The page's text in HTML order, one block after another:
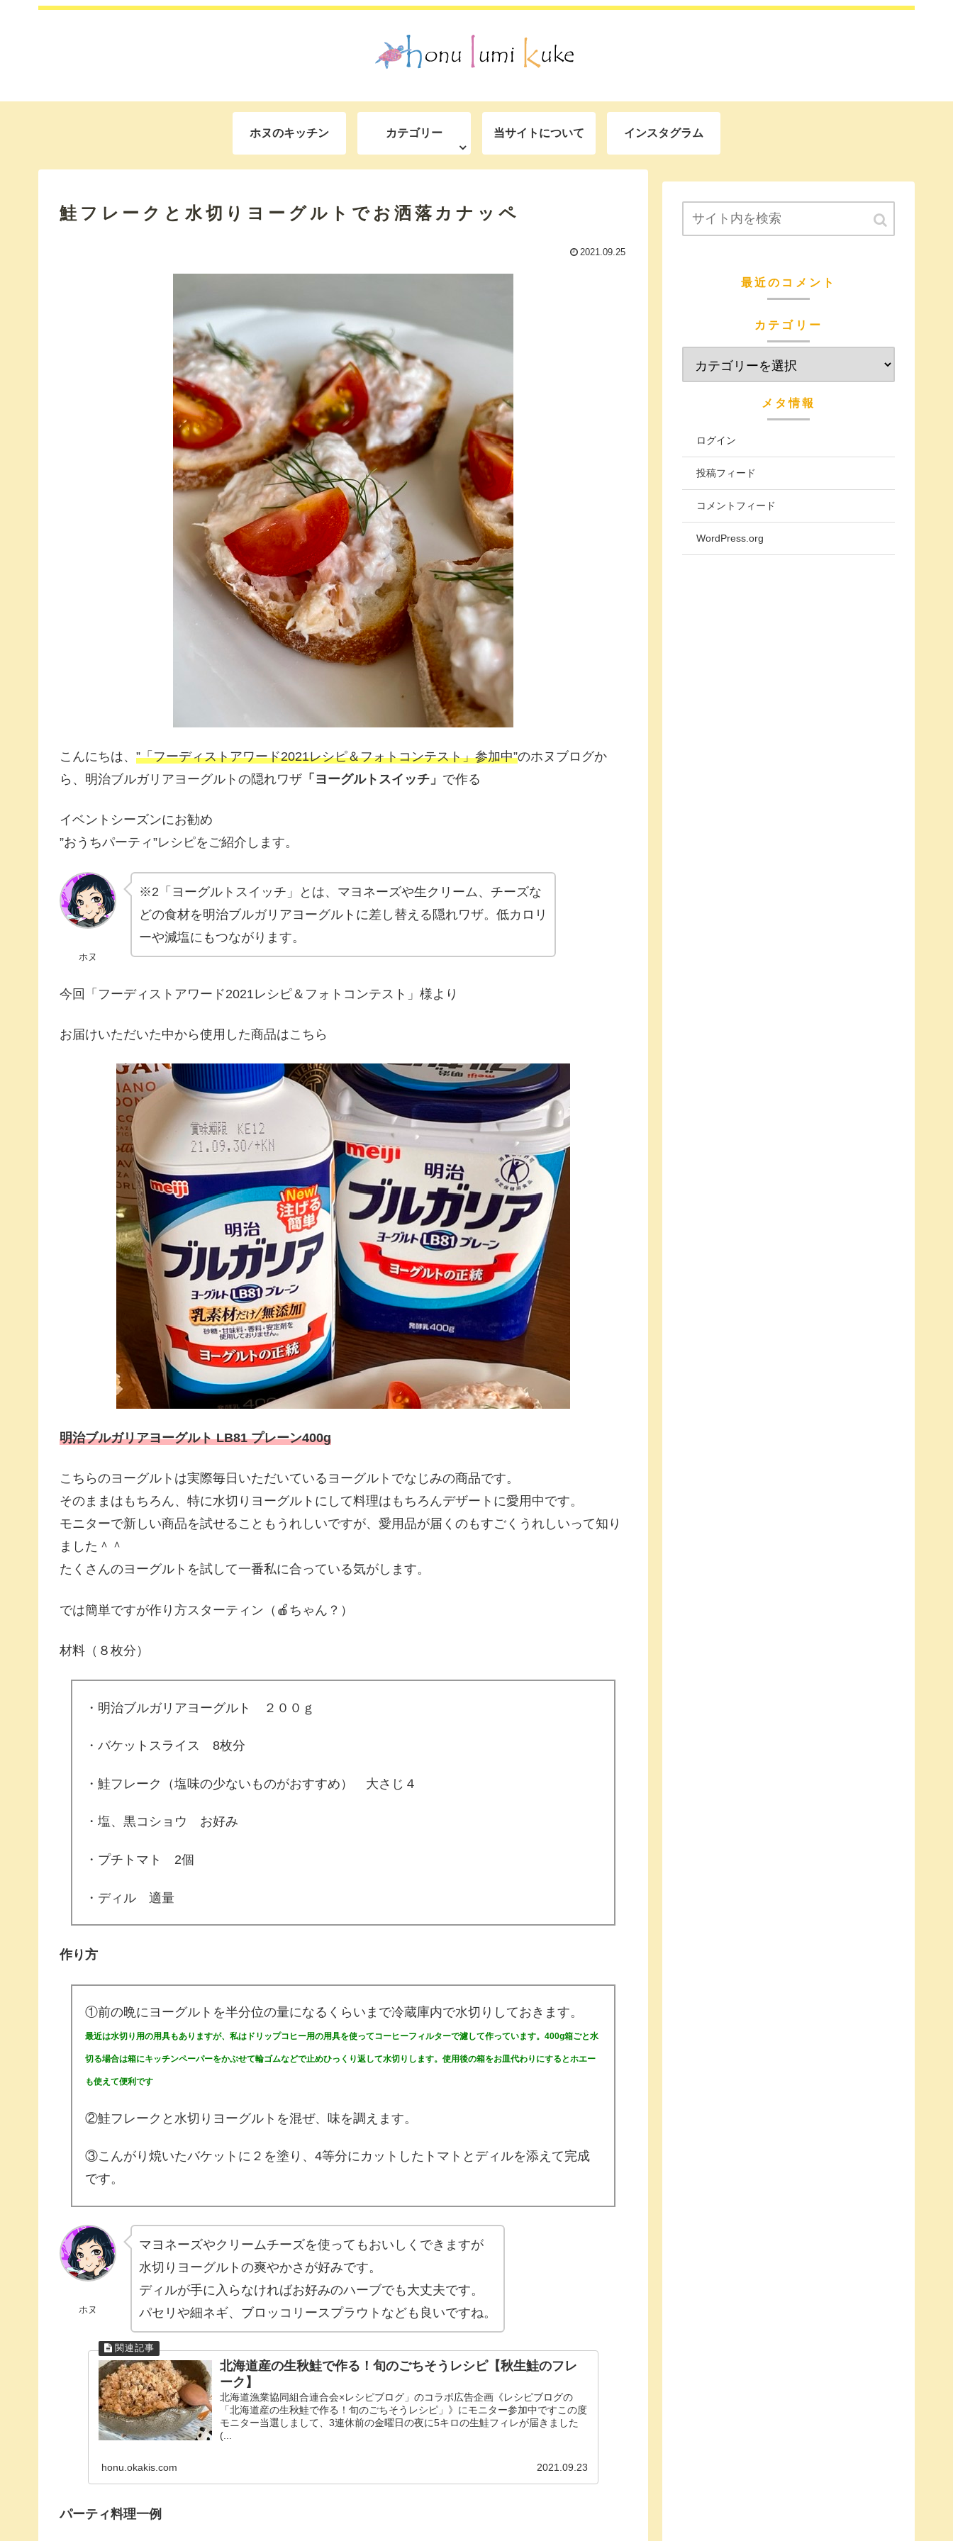
ホヌのキッチン カテゴリー 当サイトについて インスタグラム
鮭フレークと水切りヨーグルトでお洒落カナッペ
2021.09.25
こんにちは、 ”「フーディストアワード2021レシピ＆フォトコンテスト」参加中”のホヌブログか
ら、明治ブルガリアヨーグルトの隠れワザ 「ヨーグルトスイッチ」 で作る
イベントシーズンにお勧め
”おうちパーティ”レシピをご紹介します。
ホヌ
※2「ヨーグルトスイッチ」とは、マヨネーズや生クリーム、チーズな
どの食材を明治ブルガリアヨーグルトに差し替える隠れワザ。低カロリ
ーや減塩にもつながります。
今回「フーディストアワード2021レシピ＆フォトコンテスト」様より
お届けいただいた中から使用した商品はこちら
明治ブルガリアヨーグルト LB81 プレーン400g
こちらのヨーグルトは実際毎日いただいているヨーグルトでなじみの商品です。
そのままはもちろん、特に水切りヨーグルトにして料理はもちろんデザートに愛用中です。
モニターで新しい商品を試せることもうれしいですが、愛用品が届くのもすごくうれしいって知り
ました＾＾
たくさんのヨーグルトを試して一番私に合っている気がします。
では簡単ですが作り方スターティン（🍎ちゃん？）
材料（８枚分）
・明治ブルガリアヨーグルト ２００ｇ
・バケットスライス 8枚分
・鮭フレーク（塩味の少ないものがおすすめ） 大さじ４
・塩、黒コショウ お好み
・プチトマト 2個
・ディル 適量
作り方
①前の晩にヨーグルトを半分位の量になるくらいまで冷蔵庫内で水切りしておきます。
最近は水切り用の用具もありますが、私はドリップコヒー用の用具を使ってコーヒーフィルターで濾して作っています。400g箱ごと水
切る場合は箱にキッチンペーパーをかぶせて輪ゴムなどで止めひっくり返して水切りします。使用後の箱をお皿代わりにするとホエー
も使えて便利です
②鮭フレークと水切りヨーグルトを混ぜ、味を調えます。
③こんがり焼いたバケットに２を塗り、4等分にカットしたトマトとディルを添えて完成
です。
ホヌ
マヨネーズやクリームチーズを使ってもおいしくできますが
水切りヨーグルトの爽やかさが好みです。
ディルが手に入らなければお好みのハーブでも大丈夫です。
パセリや細ネギ、ブロッコリースプラウトなども良いですね。
北海道産の生秋鮭で作る！旬のごちそうレシピ【秋生鮭のフレ
ーク】
北海道漁業協同組合連合会×レシピブログ」のコラボ広告企画《レシピブログの
「北海道産の生秋鮭で作る！旬のごちそうレシピ」》にモニター参加中ですこの度
モニター当選しまして、3連休前の金曜日の夜に5キロの生鮭フィレが届きました
(...
honu.okakis.com 2021.09.23
パーティ料理一例
最近のコメント
カテゴリー
メタ情報
ログイン
投稿フィード
コメントフィード
WordPress.org